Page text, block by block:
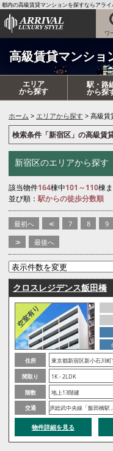
都内の高級賃貸マンションを探すならアラ
ワ
高級賃貸マンショ
エリア
から探す
駅・路
から探
ホーム エリアから探す 高級賃
検索条件「新宿区」の高級賃
新宿区のエリアから探す
該当物件164棟中101～110棟
並び順：駅からの徒歩分数順
最初へ << 7 8 9
>>
最後へ
クロスレジデンス飯田橋
住所
東京都新宿区新小石川町
間取り
1K - 2LDK
階数
地上13階建
交通
JR総武中央線「飯田橋駅
物件詳細を見る